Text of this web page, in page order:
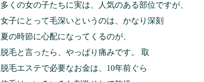
多くの女の子たちに実は、人気のある部位ですが、
女子にとって毛深いというのは、かなり深刻
夏の時節に心配になってくるのが、
脱毛と言ったら、やっぱり痛みです。 取
脱毛エステで必要なお金は、10年前ぐら